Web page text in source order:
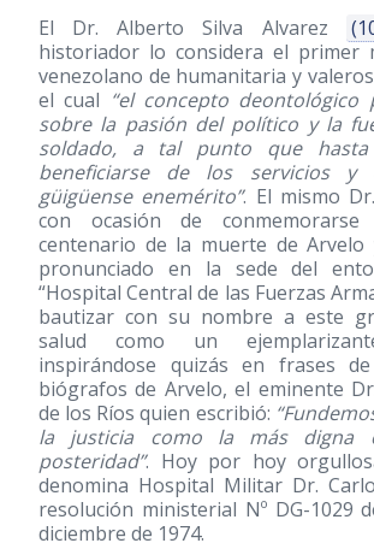
El Dr. Alberto Silva Alvarez
historiador lo considera el primer
venezolano de humanitaria y
el cual “el concepto deontológico
sobre la pasión del político y la
soldado, a tal punto que hasta
beneficiarse de los servicios y
güigüense enemérito”. El mismo
con ocasión de
centenario de la muerte de Arvelo
pronunciado en la sede del
“Hospital Central de las Fuerzas
bautizar con su nombre a este
salud como un
inspirándose quizás en frases
biógrafos de Arvelo, el eminente
de los Ríos quien escribió:
la justicia como la más digna
posteridad”. Hoy por hoy
denomina Hospital Militar Dr.
resolución ministerial Nº DG-1029
diciembre de 1974.